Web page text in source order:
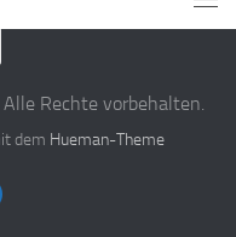
Rechte vorbehalten.
dem Hueman-Theme